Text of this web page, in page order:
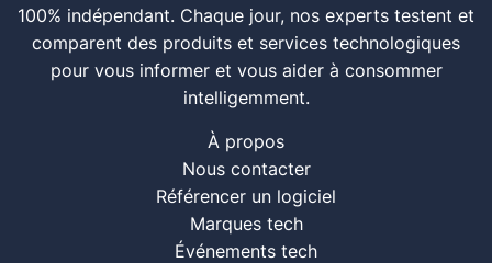
100% indépendant. Chaque jour, nos experts testent et
comparent des produits et services technologiques
pour vous informer et vous aider à consommer
intelligemment.
À propos
Nous contacter
Référencer un logiciel
Marques tech
Événements tech